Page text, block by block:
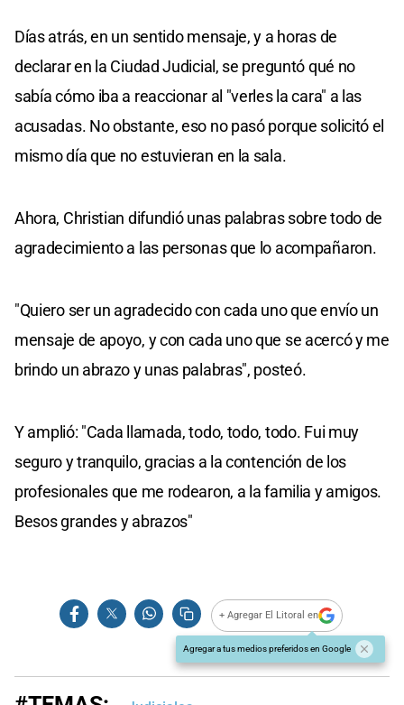
Días atrás, en un sentido mensaje, y a horas de
declarar en la Ciudad Judicial, se preguntó qué no
sabía cómo iba a reaccionar al "verles la cara" a las
acusadas. No obstante, eso no pasó porque solicitó el
mismo día que no estuvieran en la sala.
Ahora, Christian difundió unas palabras sobre todo de
agradecimiento a las personas que lo acompañaron.
"Quiero ser un agradecido con cada uno que envío un
mensaje de apoyo, y con cada uno que se acercó y me
brindo un abrazo y unas palabras", posteó.
Y amplió: "Cada llamada, todo, todo, todo. Fui muy
seguro y tranquilo, gracias a la contención de los
profesionales que me rodearon, a la familia y amigos.
Besos grandes y abrazos"
+ Agregar El Litoral en
Agregar a tus medios preferidos en Google